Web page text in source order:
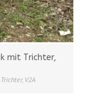
mit Trichter,
Trichter, V2A